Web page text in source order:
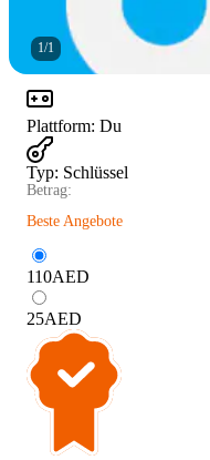
1/1
Plattform: Du
Typ: Schlüssel
Betrag:
Beste Angebote
110AED
25AED